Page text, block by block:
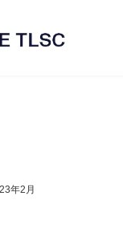
年2月